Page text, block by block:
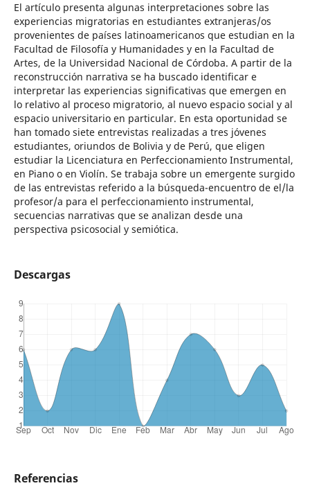
El artículo presenta algunas interpretaciones sobre las
experiencias migratorias en estudiantes extranjeras/os
provenientes de países latinoamericanos que estudian en la
Facultad de Filosofía y Humanidades y en la Facultad de
Artes, de la Universidad Nacional de Córdoba. A partir de la
reconstrucción narrativa se ha buscado identificar e
interpretar las experiencias significativas que emergen en
lo relativo al proceso migratorio, al nuevo espacio social y al
espacio universitario en particular. En esta oportunidad se
han tomado siete entrevistas realizadas a tres jóvenes
estudiantes, oriundos de Bolivia y de Perú, que eligen
estudiar la Licenciatura en Perfeccionamiento Instrumental,
en Piano o en Violín. Se trabaja sobre un emergente surgido
de las entrevistas referido a la búsqueda-encuentro de el/la
profesor/a para el perfeccionamiento instrumental,
secuencias narrativas que se analizan desde una
perspectiva psicosocial y semiótica.
Descargas
Referencias